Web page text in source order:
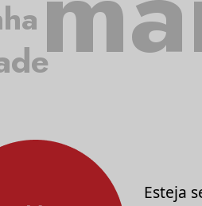
Esteja